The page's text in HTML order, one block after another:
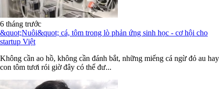
6 tháng trước
&quot;Nuôi&quot; cá, tôm trong lò phản ứng sinh học - cơ hội cho
startup Việt
Không cần ao hồ, không cần đánh bắt, những miếng cá ngừ đỏ au hay
con tôm tươi rói giờ đây có thể đư...